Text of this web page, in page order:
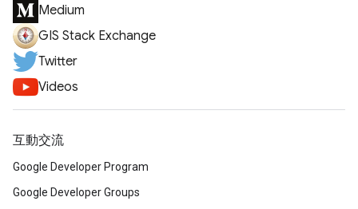
Medium
GIS Stack Exchange
Twitter
Videos
互動交流
Google Developer Program
Google Developer Groups